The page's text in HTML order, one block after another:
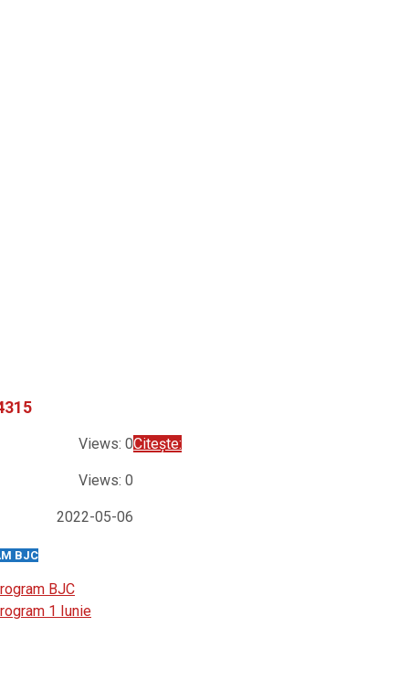
Views: 0Citește:
Views: 0
2022-05-06
BJC
BJC
1 Iunie